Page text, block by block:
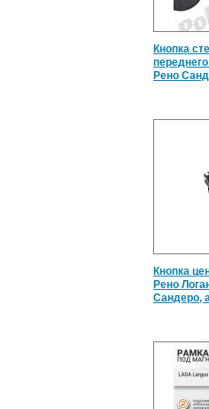
Кнопка
Рено
Кнопка
Рено
Сандеро,